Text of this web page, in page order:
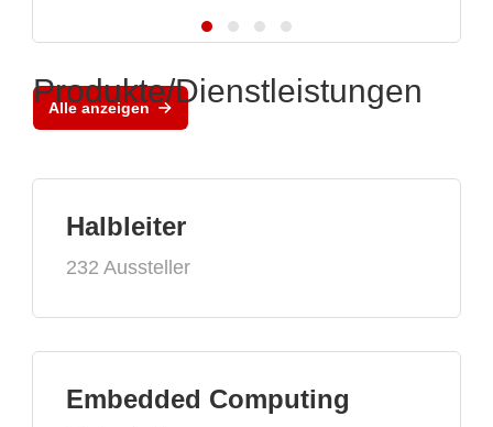
Alle anzeigen
Produkte/Dienstleistungen
Halbleiter
232 Aussteller
Embedded Computing